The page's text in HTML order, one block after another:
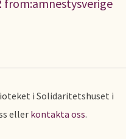
i Solidaritetshuset i
eller kontakta oss.